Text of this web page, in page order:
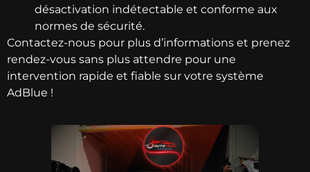
désactivation indétectable et conforme aux
normes de sécurité.
Contactez-nous pour plus d’informations et prenez
rendez-vous sans plus attendre pour une
intervention rapide et fiable sur votre système
AdBlue !